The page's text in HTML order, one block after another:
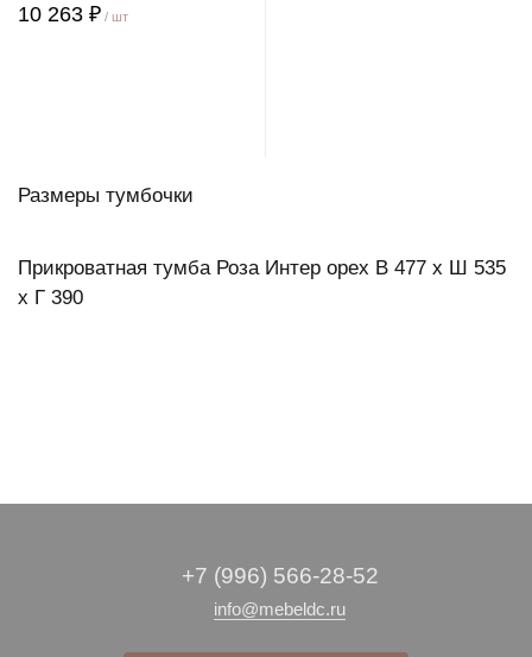
10 263 ₽ / шт
Размеры тумбочки
Прикроватная тумба Роза Интер орех В 477 х Ш 535
х Г 390
+7 (996) 566-28-52
info@mebeldc.ru